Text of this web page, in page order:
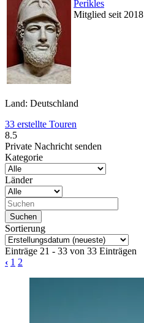
Perikles
Mitglied seit 2018
Land: Deutschland
33 erstellte Touren
8.5
Private Nachricht senden
Kategorie
Länder
Sortierung
Einträge 21 - 33 von 33 Einträgen
‹ 1 2